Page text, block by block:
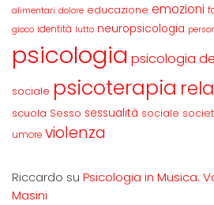
alimentari dolore educazione emozioni
gioco identità lutto neuropsicologia
psicologia psicologia
sociale psicoterapia
scuola Sesso sessualità sociale
umore violenza
Riccardo su Psicologia in Musica.
Masini